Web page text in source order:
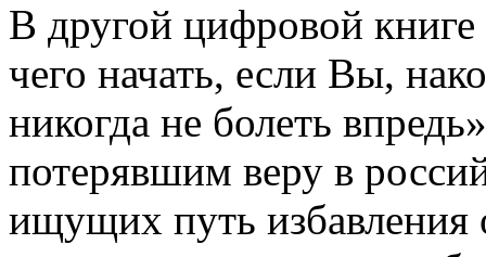
В другой цифровой книге
чего начать, если Вы,
никогда не болеть
потерявшим веру в
ищущих путь избавления